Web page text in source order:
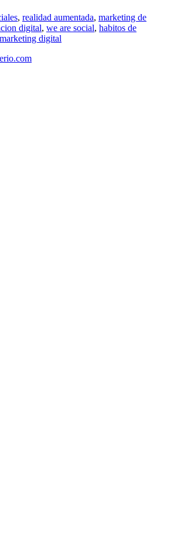
, realidad aumentada, marketing de
digital, we are social, habitos de
marketing digital